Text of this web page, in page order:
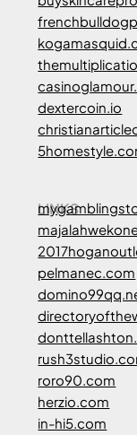
dextercoin.io
LINKS
pelmanec.com
roro90.com
herzio.com
in-hi5.com